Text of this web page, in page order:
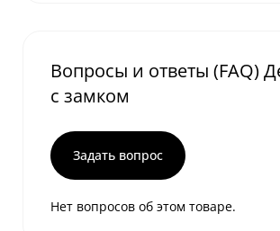
Вопросы и ответы (FAQ)
с замком
Задать вопрос
Нет вопросов об этом товаре.